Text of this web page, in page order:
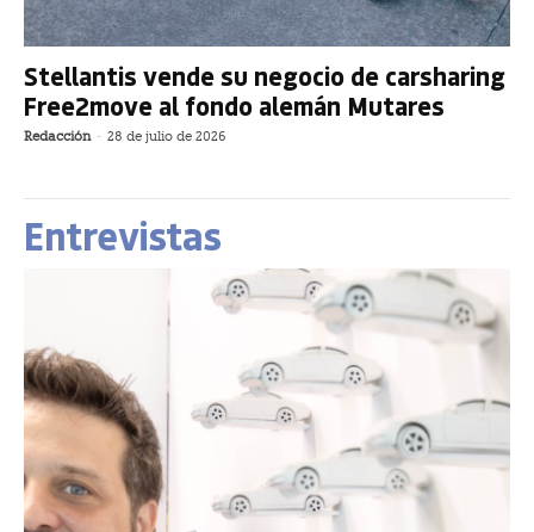
Stellantis vende su negocio de carsharing
Free2move al fondo alemán Mutares
Redacción - 28 de julio de 2026
Entrevistas